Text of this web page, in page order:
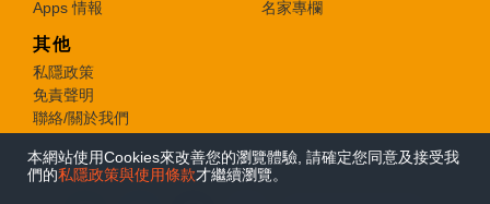
本網站使用Cookies來改善您的瀏覽體驗, 請確定您同意及接受我
們的私隱政策與使用條款才繼續瀏覽。
Apps 情報
名家專欄
其他
私隱政策
免責聲明
聯絡/關於我們
© 2026 e-zone. All Rights Reserved.